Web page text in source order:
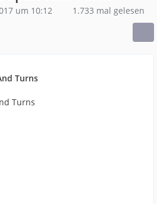
um 10:12 1.733 mal gelesen
Turns
Turns